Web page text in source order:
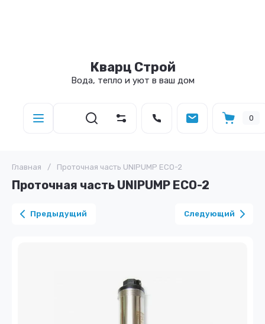
Кварц Строй
Вода, тепло и уют в ваш дом
0
Главная / Проточная часть UNIPUMP ECO-2
Проточная часть UNIPUMP ECO-2
Предыдущий Следующий